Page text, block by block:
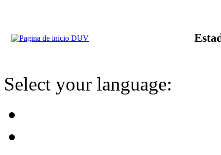
Select your language: